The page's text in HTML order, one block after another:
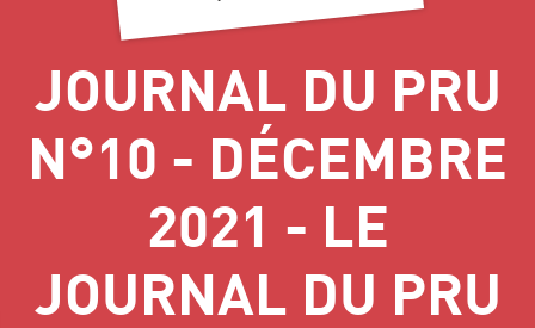
JOURNAL DU PRU
N°10 - DÉCEMBRE
2021 - LE
JOURNAL DU PRU